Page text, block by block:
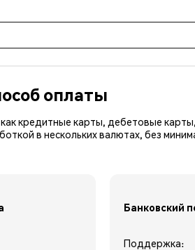
оплаты
кредитные карты, дебетовые
в нескольких валютах, без
Банковский
Поддержка: